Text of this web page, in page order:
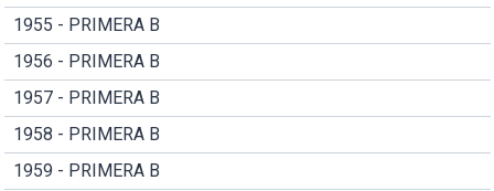
1955 - PRIMERA B
1956 - PRIMERA B
1957 - PRIMERA B
1958 - PRIMERA B
1959 - PRIMERA B